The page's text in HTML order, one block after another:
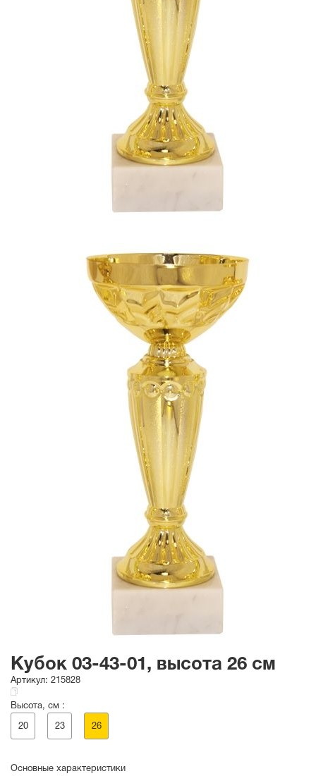
Кубок 03-43-01, высота 26 см
Артикул: 215828
Высота, см :
20 23 26
Основные характеристики